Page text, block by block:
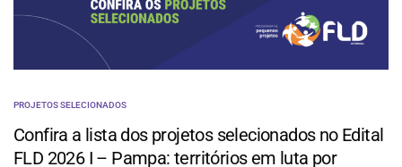
PROJETOS SELECIONADOS
Confira a lista dos projetos selecionados no Edital
FLD 2026 I – Pampa: territórios em luta por